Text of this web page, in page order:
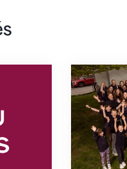
dès le 1er août 2026
Quand